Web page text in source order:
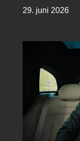
29. juni 2026